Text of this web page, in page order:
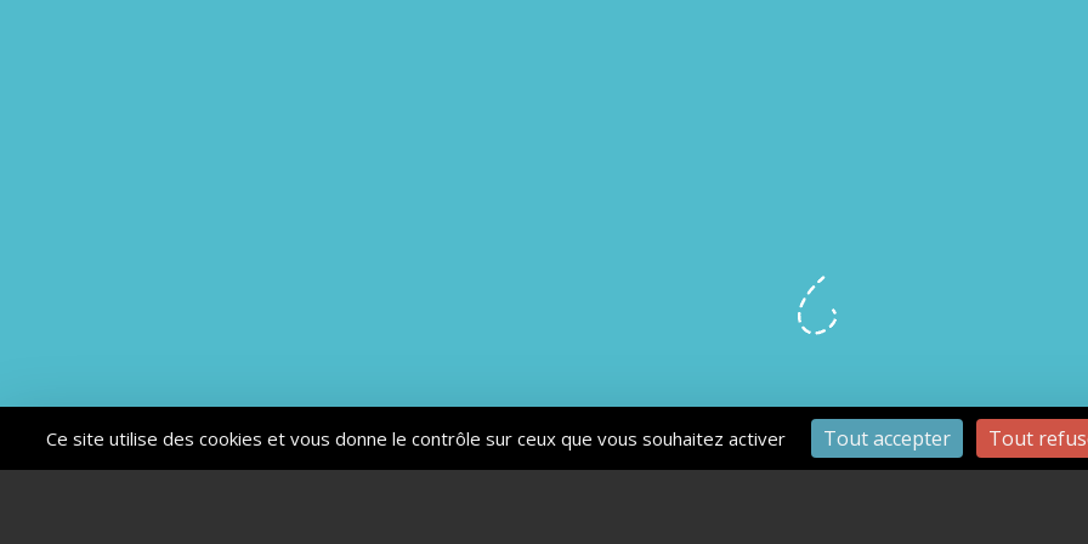
Ce site utilise des cookies et vous donne le contrôle sur ceux que vous souhaitez activer Tout accepter Tout